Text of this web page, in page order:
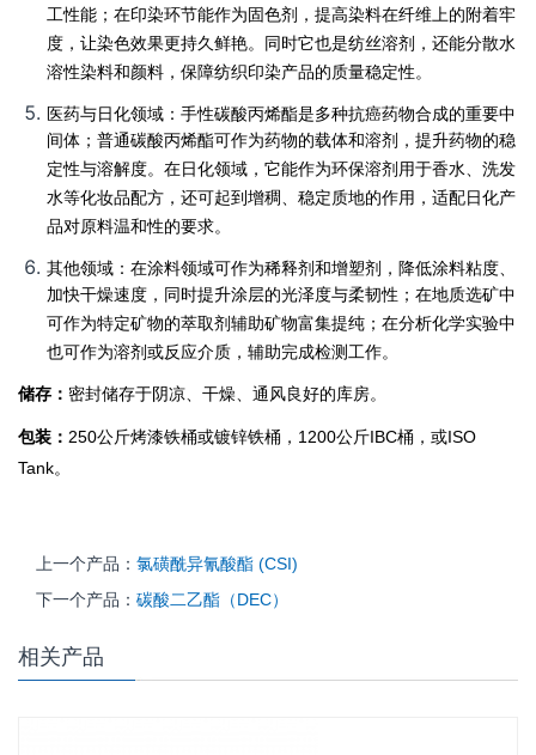
工性能；在印染环节能作为固色剂，提高染料在纤维上的附着牢
度，让染色效果更持久鲜艳。同时它也是纺丝溶剂，还能分散水
溶性染料和颜料，保障纺织印染产品的质量稳定性。
医药与日化领域：手性碳酸丙烯酯是多种抗癌药物合成的重要中
间体；普通碳酸丙烯酯可作为药物的载体和溶剂，提升药物的稳
定性与溶解度。在日化领域，它能作为环保溶剂用于香水、洗发
水等化妆品配方，还可起到增稠、稳定质地的作用，适配日化产
品对原料温和性的要求。
其他领域：在涂料领域可作为稀释剂和增塑剂，降低涂料粘度、
加快干燥速度，同时提升涂层的光泽度与柔韧性；在地质选矿中
可作为特定矿物的萃取剂辅助矿物富集提纯；在分析化学实验中
也可作为溶剂或反应介质，辅助完成检测工作。
储存： 密封储存于阴凉、干燥、通风良好的库房。
包装： 250公斤烤漆铁桶或镀锌铁桶，1200公斤IBC桶，或ISO
Tank。
上一个产品： 氯磺酰异氰酸酯 (CSI)
下一个产品： 碳酸二乙酯（DEC）
相关产品